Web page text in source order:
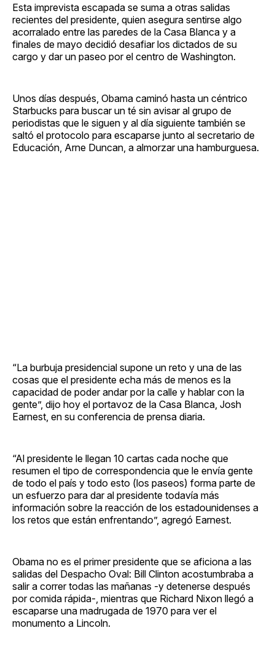
Esta imprevista escapada se suma a otras salidas
recientes del presidente, quien asegura sentirse algo
acorralado entre las paredes de la Casa Blanca y a
finales de mayo decidió desafiar los dictados de su
cargo y dar un paseo por el centro de Washington.
Unos días después, Obama caminó hasta un céntrico
Starbucks para buscar un té sin avisar al grupo de
periodistas que le siguen y al día siguiente también se
saltó el protocolo para escaparse junto al secretario de
Educación, Arne Duncan, a almorzar una hamburguesa.
“La burbuja presidencial supone un reto y una de las
cosas que el presidente echa más de menos es la
capacidad de poder andar por la calle y hablar con la
gente”, dijo hoy el portavoz de la Casa Blanca, Josh
Earnest, en su conferencia de prensa diaria.
“Al presidente le llegan 10 cartas cada noche que
resumen el tipo de correspondencia que le envía gente
de todo el país y todo esto (los paseos) forma parte de
un esfuerzo para dar al presidente todavía más
información sobre la reacción de los estadounidenses a
los retos que están enfrentando”, agregó Earnest.
Obama no es el primer presidente que se aficiona a las
salidas del Despacho Oval: Bill Clinton acostumbraba a
salir a correr todas las mañanas -y detenerse después
por comida rápida-, mientras que Richard Nixon llegó a
escaparse una madrugada de 1970 para ver el
monumento a Lincoln.